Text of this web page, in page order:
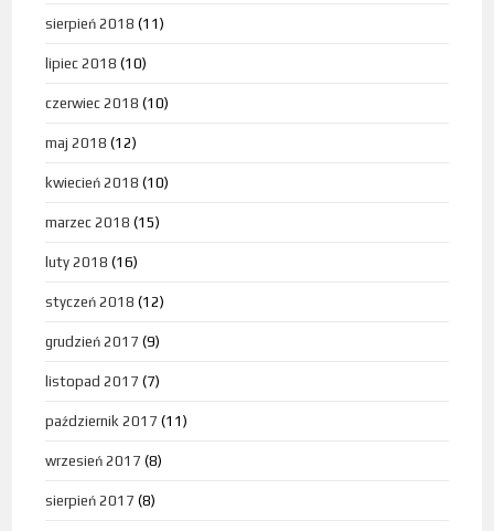
sierpień 2018 (11)
lipiec 2018 (10)
czerwiec 2018 (10)
maj 2018 (12)
kwiecień 2018 (10)
marzec 2018 (15)
luty 2018 (16)
styczeń 2018 (12)
grudzień 2017 (9)
listopad 2017 (7)
październik 2017 (11)
wrzesień 2017 (8)
sierpień 2017 (8)